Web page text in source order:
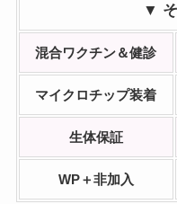
▼
混合ワクチン＆健診
マイクロチップ装着
生体保証
WP＋非加入